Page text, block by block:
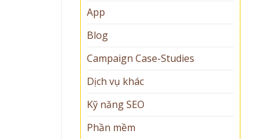
App
Blog
Campaign Case-Studies
Dịch vụ khác
Kỹ năng SEO
Phần mềm